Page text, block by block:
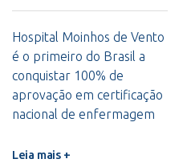
Hospital Moinhos de Vento
é o primeiro do Brasil a
conquistar 100% de
aprovação em certificação
nacional de enfermagem
Leia mais +